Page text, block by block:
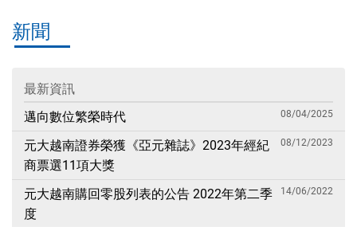
新聞
最新資訊
邁向數位繁榮時代
08/04/2025
元大越南證券榮獲《亞元雜誌》2023年經紀
商票選11項大獎
08/12/2023
元大越南購回零股列表的公告 2022年第二季
度
14/06/2022